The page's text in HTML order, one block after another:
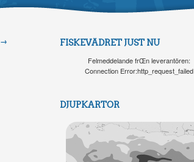
→
FISKEVÄDRET JUST NU
Felmeddelande frŒn leverantören:
Connection Error:http_request_failed
DJUPKARTOR